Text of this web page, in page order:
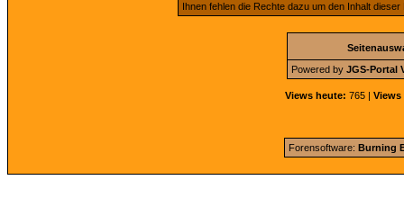
Ihnen fehlen die Rechte dazu um den Inhalt
Powered by JGS-Portal
Views heute: 765 | Views
Forensoftware: Burning